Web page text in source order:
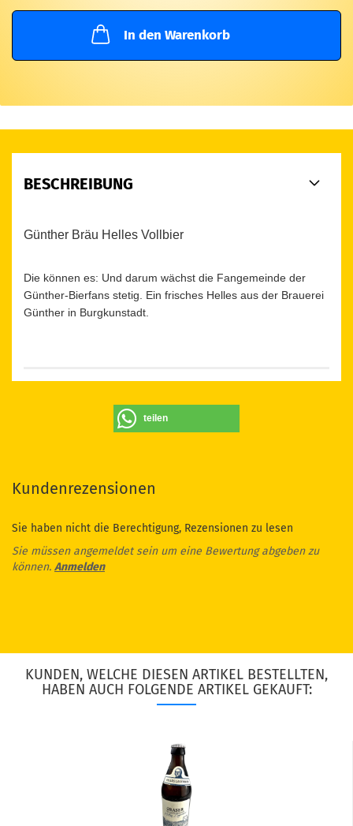
In den Warenkorb
BESCHREIBUNG
Günther Bräu Helles Vollbier
Die können es: Und darum wächst die Fangemeinde der
Günther-Bierfans stetig. Ein frisches Helles aus der Brauerei
Günther in Burgkunstadt.
teilen
Kundenrezensionen
Sie haben nicht die Berechtigung, Rezensionen zu lesen
Sie müssen angemeldet sein um eine Bewertung abgeben zu
können. Anmelden
KUNDEN, WELCHE DIESEN ARTIKEL BESTELLTEN,
HABEN AUCH FOLGENDE ARTIKEL GEKAUFT: